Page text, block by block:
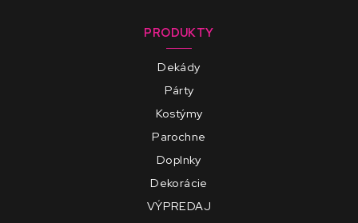
PRODUKTY
Dekády
Párty
Kostýmy
Parochne
Doplnky
Dekorácie
VÝPREDAJ